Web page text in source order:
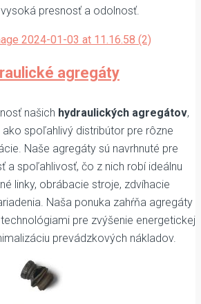
presnosť a odolnosť.
agregáty
našich hydraulických agregátov,
spoľahlivý distribútor pre rôzne
Naše agregáty sú navrhnuté pre
a spoľahlivosť, čo z nich robí ideálnu
linky, obrábacie stroje, zdvíhacie
Naša ponuka zahŕňa agregáty
pre zvýšenie energetickej
prevádzkových nákladov.